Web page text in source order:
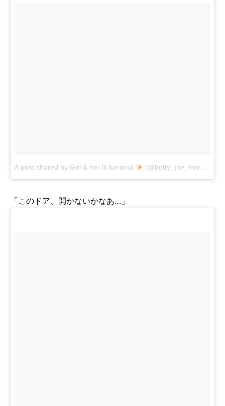
A post shared by Girl & her lil furriend (@betty_the_frenchie_ua)
「このドア、開かないかなあ…」